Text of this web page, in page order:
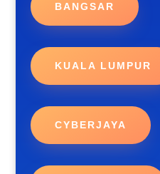
BANGSAR
KUALA LUMPUR
CYBERJAYA